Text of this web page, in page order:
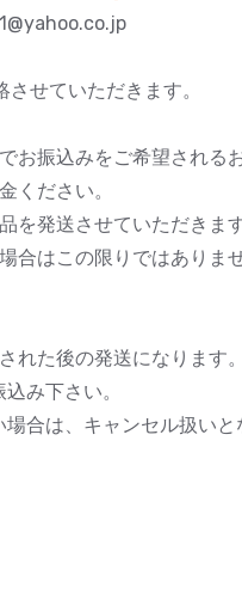
せていただきます。
お振込みをご希望される
ください。
を発送させていただきます
合はこの限りではありま
れた後の発送になります。
み下さい。
合は、キャンセル扱いと